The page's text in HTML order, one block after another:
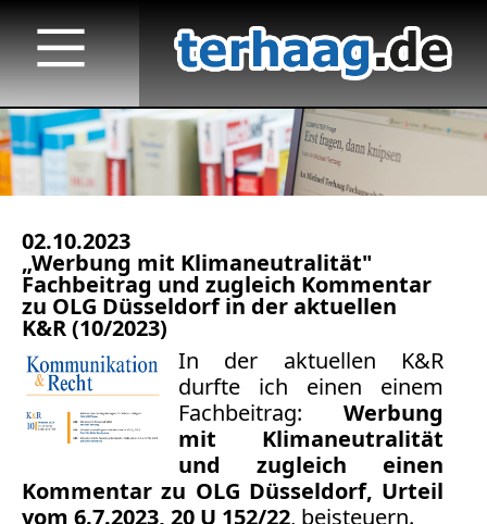
02.10.2023
„Werbung mit Klimaneutralität"
Fachbeitrag und zugleich Kommentar
zu OLG Düsseldorf in der aktuellen
K&R (10/2023)
In der aktuellen K&R
durfte ich einen einem
Fachbeitrag: Werbung
mit Klimaneutralität
und zugleich einen
Kommentar zu OLG Düsseldorf, Urteil
vom 6.7.2023, 20 U 152/22, beisteuern.
Startseite
Veröffentlichungen
Medienauftritte 2023 f.
Medienauftritte 2022
Medienauftritte 2021
Medienauftritte 2020